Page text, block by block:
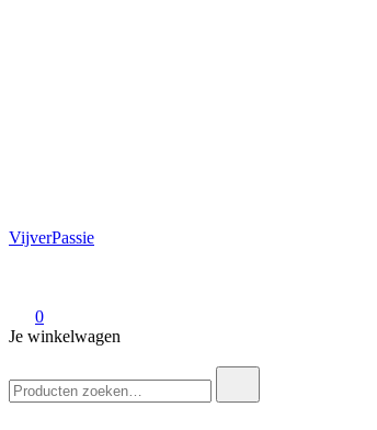
VijverPassie
0
Je winkelwagen
naar: